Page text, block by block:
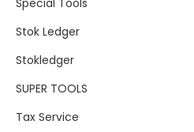
Stok Ledger
Stokledger
SUPER TOOLS
Tax Service